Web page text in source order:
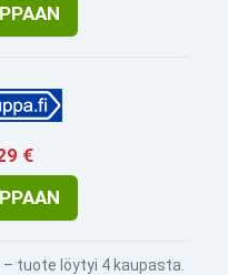
€
tuote löytyi 4 kaupasta.